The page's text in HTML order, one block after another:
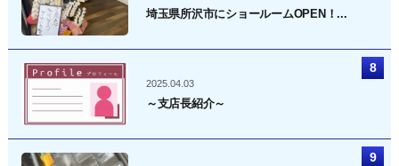
埼玉県所沢市にショールームOPEN！...
2025.04.03
～支店長紹介～